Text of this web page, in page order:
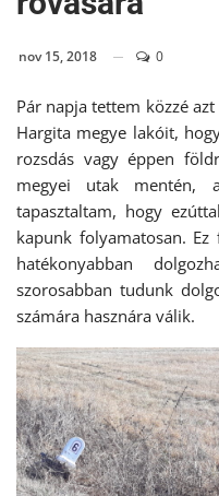
nov 15, 2018 0
Pár napja tettem közzé
Hargita megye lakóit,
rozsdás vagy éppen
megyei utak mentén,
tapasztaltam, hogy
kapunk folyamatosan.
hatékonyabban
szorosabban tudunk
számára hasznára válik.